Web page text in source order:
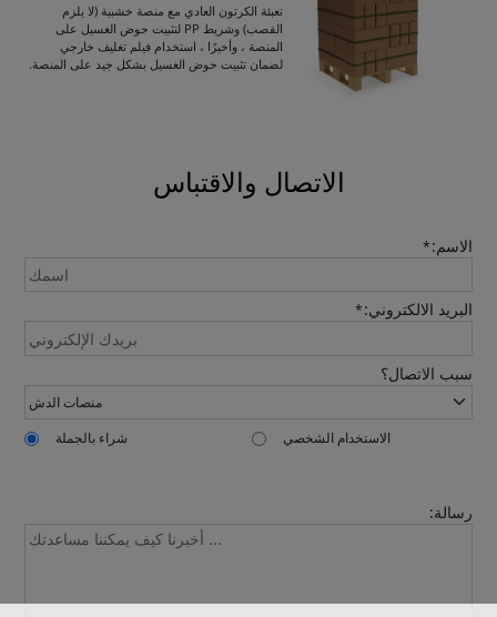
تعبئة الكرتون العادي مع منصة خشبية (لا يلزم
القصب) وشريط PP لتثبيت حوض الغسيل على
المنصة ، وأخيرًا ، استخدام فيلم تغليف خارجي
لضمان تثبيت حوض الغسيل بشكل جيد على المنصة.
Get Catalogue
Please leave your contact information,the
Send
الاتصال والاقتباس
الاسم:*
البريد الالكتروني:*
سبب الاتصال؟
شراء بالجملة الاستخدام الشخصي
رسالة: